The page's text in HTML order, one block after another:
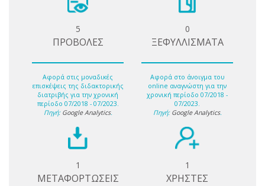
5
ΠΡΟΒΟΛΕΣ
Αφορά στις μοναδικές
επισκέψεις της διδακτορικής
διατριβής για την χρονική
περίοδο 07/2018 - 07/2023.
Πηγή: Google Analytics.
0
ΞΕΦΥΛΛΙΣΜΑΤΑ
Αφορά στο άνοιγμα του
online αναγνώστη για την
χρονική περίοδο 07/2018 -
07/2023.
Πηγή: Google Analytics.
1
ΜΕΤΑΦΟΡΤΩΣΕΙΣ
1
ΧΡΗΣΤΕΣ